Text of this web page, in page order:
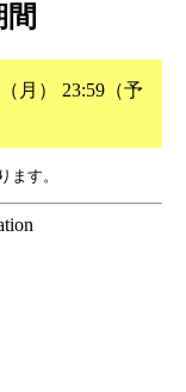
月） 23:59（予
ます。